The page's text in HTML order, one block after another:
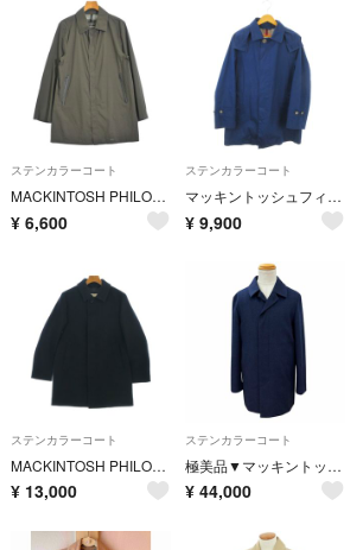
ステンカラーコート
MACKINTOSH PHILOSOPHY ステンカラーコート L カーキ 【古着】【中古】【送料無料】
¥ 6,600
ステンカラーコート
マッキントッシュフィロソフィー ステンカラーコート 36 紺 長袖 フード付き
¥ 9,900
ステンカラーコート
MACKINTOSH PHILOSOPHY ステンカラーコート S 紺 【古着】【中古】【送料無料】
¥ 13,000
ステンカラーコート
極美品▼マッキントッシュフィロソフィー H1C29-209-28 ショートビーバー ウェリントン ショート カシミヤ混 ステンカラーコート 正規品
¥ 44,000